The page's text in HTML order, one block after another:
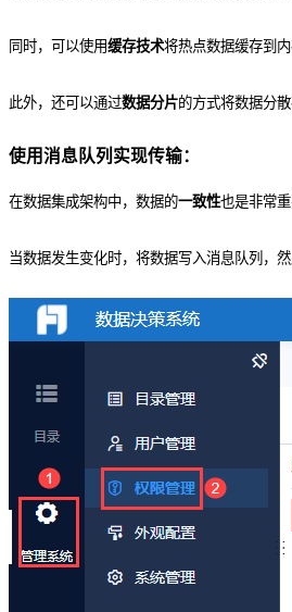
同时，可以使用缓存技术将热点数据缓存到
此外，还可以通过数据分片的方式将数据分
使用消息队列实现传输：
在数据集成架构中，数据的一致性也是非常
当数据发生变化时，将数据写入消息队列，